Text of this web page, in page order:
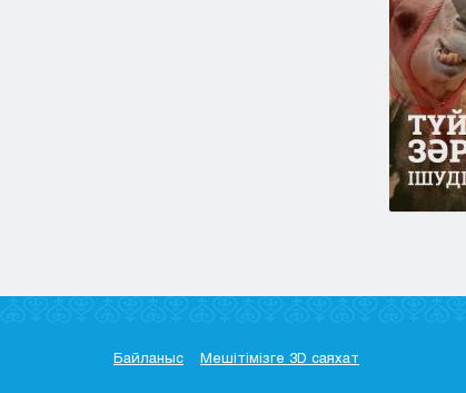
Байланыс Мешітімізге 3D саяхат